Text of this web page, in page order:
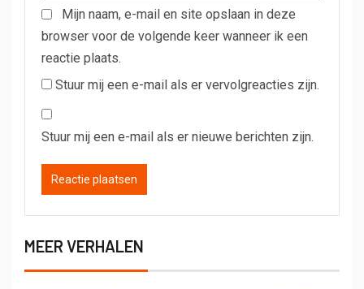
Mijn naam, e-mail en site opslaan in deze
browser voor de volgende keer wanneer ik een
reactie plaats.
Stuur mij een e-mail als er vervolgreacties zijn.
Stuur mij een e-mail als er nieuwe berichten zijn.
MEER VERHALEN